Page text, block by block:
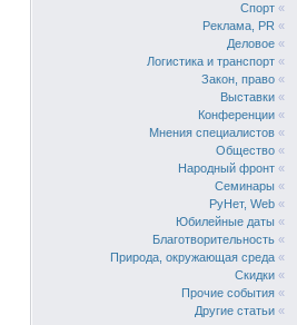
Спорт «
Реклама, PR «
Деловое «
Логистика и транспорт «
Закон, право «
Выставки «
Конференции «
Мнения специалистов «
Общество «
Народный фронт «
Семинары «
РуНет, Web «
Юбилейные даты «
Благотворительность «
Природа, окружающая среда «
Скидки «
Прочие события «
Другие статьи «